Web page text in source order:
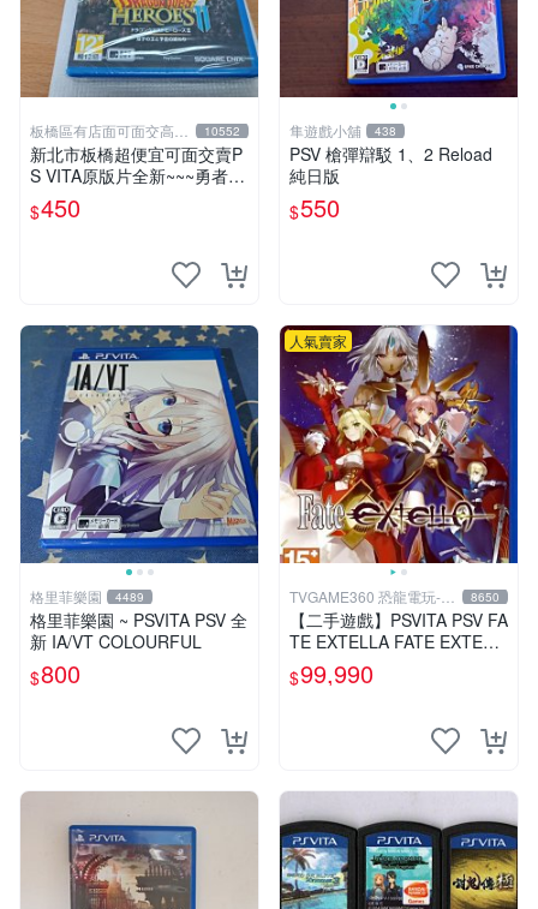
板橋區有店面可面交高價
回收電玩
10552
新北市板橋超便宜可面交賣P
S VITA原版片全新~~~勇者鬥
惡龍 英雄集結2~~~便宜賣
$450
隼遊戲小舖 438
PSV 槍彈辯駁 1、2 Reload
純日版
$550
格里菲樂園 4489
格里菲樂園 ~ PSVITA PSV 全
新 IA/VT COLOURFUL
$800
人氣賣家
TVGAME360 恐龍電玩-台
中店
8650
【二手遊戲】PSVITA PSV FA
TE EXTELLA FATE EXTELL
A 中文版【台中恐龍電玩】
$99,990